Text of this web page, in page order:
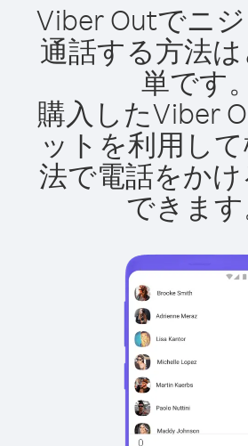
Viber Outでニ
通話する方法
単です。
購入したViber
ットを利用し
法で電話をか
できます